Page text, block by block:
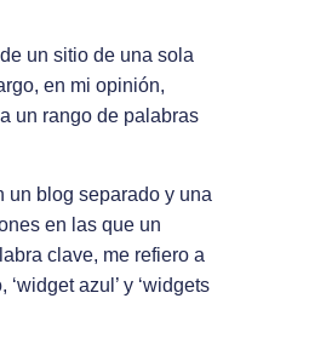
un sitio de una sola
en mi opinión,
un rango de palabras
un blog separado y una
en las que un
clave, me refiero a
azul’ y ‘widgets